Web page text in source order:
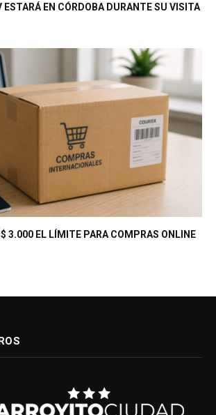
ESTARÁ EN CÓRDOBA DURANTE SU VISITA
3.000 EL LÍMITE PARA COMPRAS ONLINE